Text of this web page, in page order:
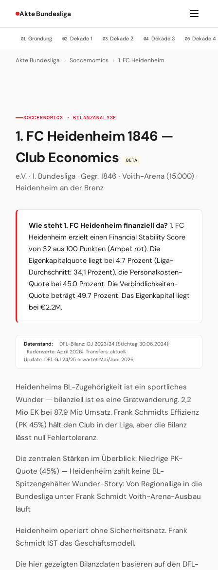
Akte Bundesliga
01 Gründung 02 Dekade 1 03 Dekade 2 04 Dekade 3 05 Dekade 4
Akte Bundesliga › Soccernomics › 1. FC Heidenheim
SOCCERNOMICS · BILANZANALYSE
1. FC Heidenheim 1846 —
Club Economics
BETA
e.V. · 1. Bundesliga · Gegr. 1846 · Voith-Arena (15.000) ·
Heidenheim an der Brenz
Wie steht 1. FC Heidenheim finanziell da? 1. FC
Heidenheim erzielt einen Financial Stability Score
von 32 aus 100 Punkten (Ampel: rot). Die
Eigenkapitalquote liegt bei 4.7 Prozent (Liga-
Durchschnitt: 34,1 Prozent), die Personalkosten-
Quote bei 45.0 Prozent. Die Verbindlichkeiten-
Quote beträgt 49.7 Prozent. Das Eigenkapital liegt
bei €2.2M.
Datenstand: DFL-Bilanz: GJ 2023/24 (Stichtag 30.06.2024)·
Kaderwerte: April 2026· Transfers: aktuell·
Update: DFL GJ 24/25 erwartet Mai/Juni 2026
Heidenheims BL-Zugehörigkeit ist ein sportliches
Wunder — bilanziell ist es eine Gratwanderung. 2,2
Mio EK bei 87,9 Mio Umsatz. Frank Schmidts Effizienz
(PK 45%) hält den Club in der Liga, aber die Bilanz
lässt null Fehlertoleranz.
Die zentralen Stärken im Überblick: Niedrige PK-
Quote (45%) — Heidenheim zahlt keine BL-
Spitzengehälter Wunder-Story: Von Regionalliga in die
Bundesliga unter Frank Schmidt Voith-Arena-Ausbau
läuft
Heidenheim operiert ohne Sicherheitsnetz. Frank
Schmidt IST das Geschäftsmodell.
Die hier gezeigten Bilanzdaten basieren auf den DFL-